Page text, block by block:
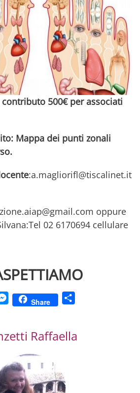
500€ per associati
Mappa dei punti zonali
:a.magliorifl@tiscalinet.it
oppure
02 6170694 cellulare
Messenger
Share
Raffaella